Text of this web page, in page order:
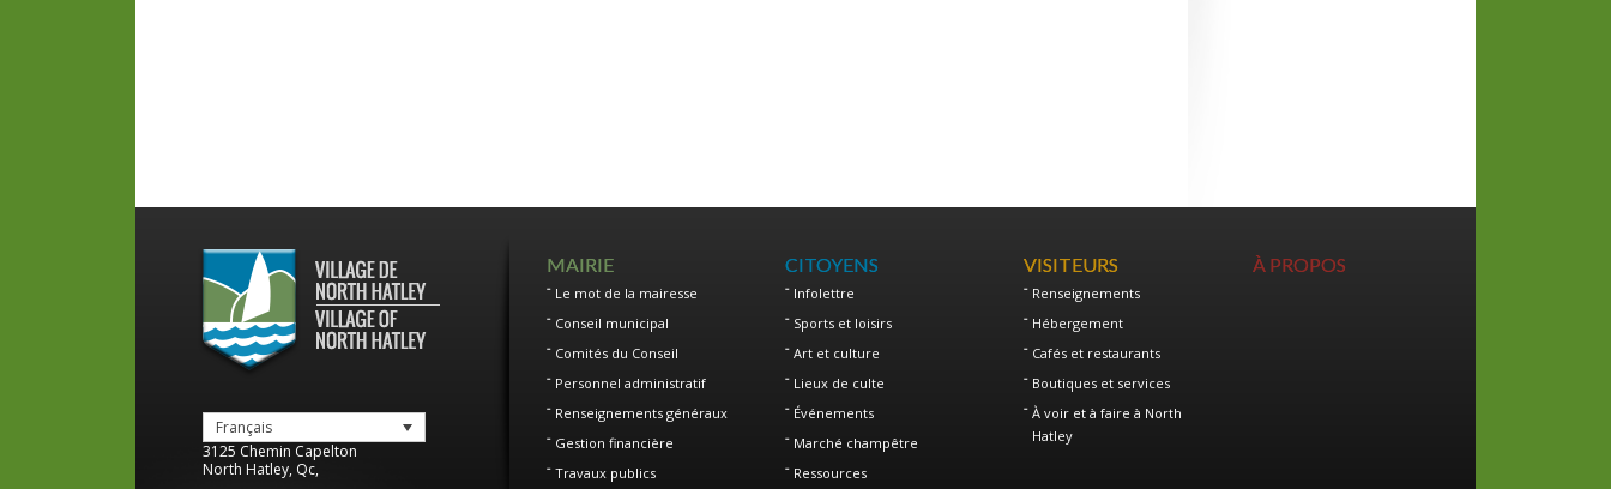
Français
3125 Chemin Capelton
North Hatley, Qc,
MAIRIE
Le mot de la mairesse
Conseil municipal
Comités du Conseil
Personnel administratif
Renseignements généraux
Gestion financière
Travaux publics
CITOYENS
Infolettre
Sports et loisirs
Art et culture
Lieux de culte
Événements
Marché champêtre
Ressources
VISITEURS
Renseignements
Hébergement
Cafés et restaurants
Boutiques et services
À voir et à faire à North
Hatley
À PROPOS